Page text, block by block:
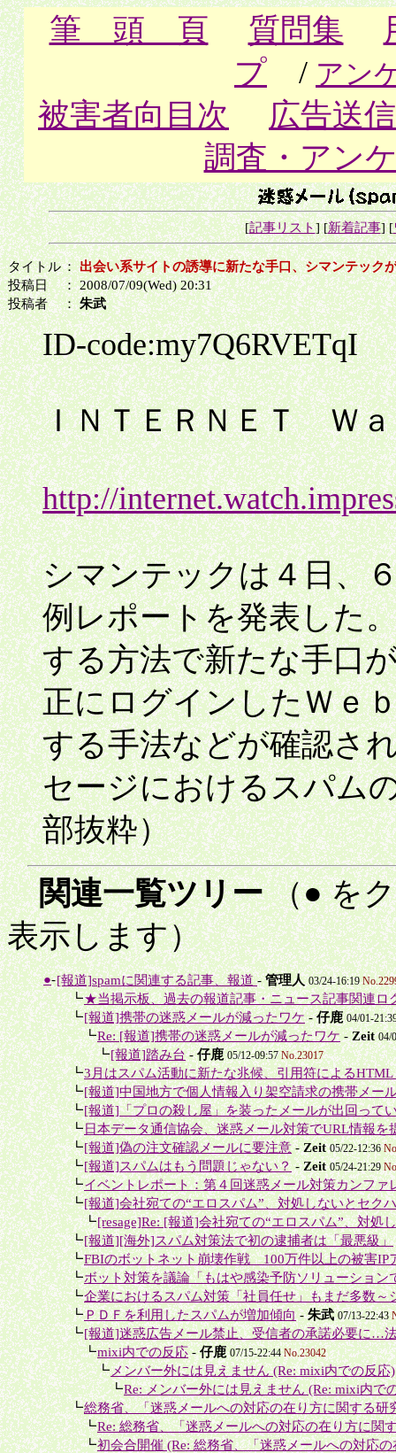
筆 頭 頁 質問集
プ / アン
被害者向目次
広告送
調査・アン
[記事リスト] [新着記事] [
タイトル：出会い系サイトの誘導に新たな手口、シマンテック
投稿日
： 2008/07/09(Wed) 20:31
投稿者
：朱武
ID-code:my7Q6RVETqI
ＩＮＴＥＲＮＥＴ Ｗ
http://
シマンテックは４日、
例レポートを発表した
する方法で新たな手口
正にログインしたＷｅ
する手法などが確認さ
セージにおけるスパム
部抜粋）
関連一覧ツリー（● を
表示します）
●-[報道]spamに関連する記事、報道-管理人 03/24-16:19
＋┗★当掲示板、過去の報道記事・ニュース記事関連ロ
＋┗[報道]携帯の迷惑メールが減ったワケ-仔鹿 04/01-
＋＋┗Re: [報道]携帯の迷惑メールが減ったワケ-Zeit 04/
＋＋＋┗[報道]踏み台-仔鹿 05/12-09:57No.23017
＋┗3月はスパム活動に新たな兆候、引用符による
＋┗[報道]中国地方で個人情報入り架空請求の携帯メー
＋┗[報道]「プロの殺し屋」を装ったメールが出回って
＋┗日本データ通信協会、迷惑メール対策でURL情報を
＋┗[報道]偽の注文確認メールに要注意-Zeit 05/22-12:36
＋┗[報道]スパムはもう問題じゃない？-Zeit 05/24-21:29
＋┗イベントレポート：第４回迷惑メール対策カンファ
＋┗[報道]会社宛ての“エロスパム”、対処しないとセク
＋＋┗[resage]Re: [報道]会社宛ての“エロスパム”、対処
＋┗[報道][海外]スパム対策法で初の逮捕者は「最悪級」
＋┗FBIのボットネット崩壊作戦 100万件以上の被害IP
＋┗ボット対策を議論「もはや感染予防ソリューション
＋┗企業におけるスパム対策「社員任せ」もまだ多数～
＋┗ＰＤＦを利用したスパムが増加傾向-朱武 07/13-22:43
＋┗[報道]迷惑広告メール禁止、受信者の承諾必要に…
＋＋┗mixi内での反応-仔鹿 07/15-22:44No.23042
＋＋＋┗メンバー外には見えません (Re: mixi内での反応)
＋＋＋＋┗Re: メンバー外には見えません (Re: mixi内で
＋┗総務省、「迷惑メールへの対応の在り方に関する研
＋＋┗Re: 総務省、「迷惑メールへの対応の在り方に関
＋＋┗初会合開催 (Re: 総務省、「迷惑メールへの対応